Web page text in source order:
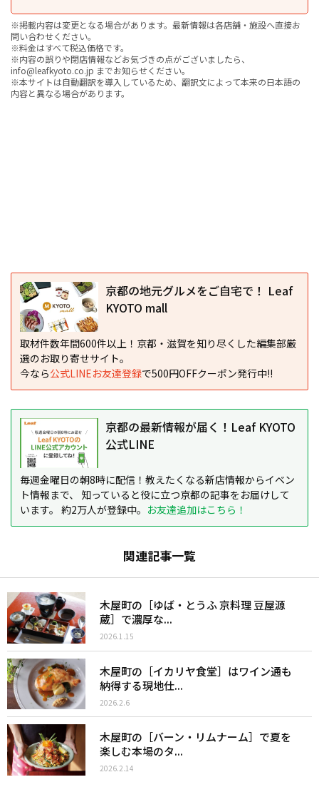
※掲載内容は変更となる場合があります。最新情報は各店舗・施設へ直接お
問い合わせください。
※料金はすべて税込価格です。
※内容の誤りや閉店情報などお気づきの点がございましたら、
info@leafkyoto.co.jp までお知らせください。
※本サイトは自動翻訳を導入しているため、翻訳文によって本来の日本語の
内容と異なる場合があります。
京都の地元グルメをご自宅で！ Leaf
KYOTO mall
取材件数年間600件以上！京都・滋賀を知り尽くした編集部厳
選のお取り寄せサイト。
今なら公式LINEお友達登録で500円OFFクーポン発行中!!
京都の最新情報が届く！Leaf KYOTO
公式LINE
毎週金曜日の朝8時に配信！教えたくなる新店情報からイベン
ト情報まで、 知っていると役に立つ京都の記事をお届けして
います。 約2万人が登録中。 お友達追加はこちら！
関連記事一覧
木屋町の［ゆば・とうふ 京料理 豆屋源
蔵］で濃厚な...
2026.1.15
木屋町の［イカリヤ食堂］はワイン通も
納得する現地仕...
2026.2.6
木屋町の［バーン・リムナーム］で夏を
楽しむ本場のタ...
2026.2.14